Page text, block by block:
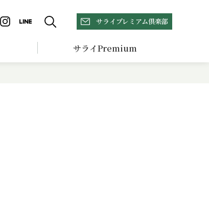
サライプレミアム倶楽部
サライPremium